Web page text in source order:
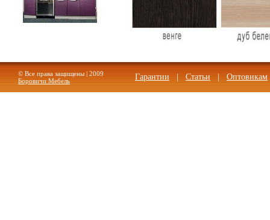
© Все права защищены | 2009
Боровичи Мебель
Гарантии Статьи Оптовикам